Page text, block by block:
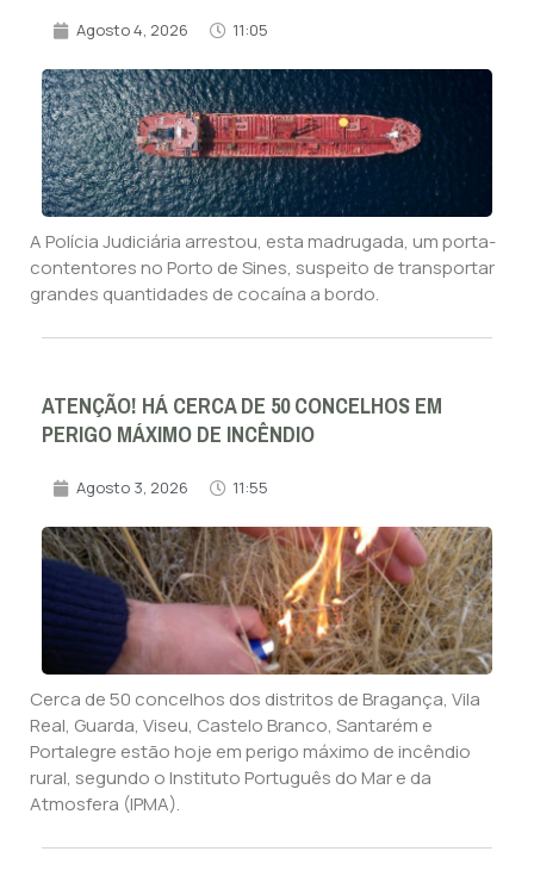
Agosto 4, 2026 11:05
A Polícia Judiciária arrestou, esta madrugada, um porta-
contentores no Porto de Sines, suspeito de transportar
grandes quantidades de cocaína a bordo.
ATENÇÃO! HÁ CERCA DE 50 CONCELHOS EM
PERIGO MÁXIMO DE INCÊNDIO
Agosto 3, 2026 11:55
Cerca de 50 concelhos dos distritos de Bragança, Vila
Real, Guarda, Viseu, Castelo Branco, Santarém e
Portalegre estão hoje em perigo máximo de incêndio
rural, segundo o Instituto Português do Mar e da
Atmosfera (IPMA).